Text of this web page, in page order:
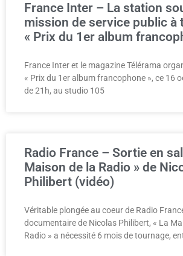
France Inter – La station
mission de service public à
« Prix du 1er album
France Inter et le magazine Télérama
« Prix du 1er album francophone », ce 16
de 21h, au studio 105
Radio France – Sortie en
Maison de la Radio » de
Philibert (vidéo)
Véritable plongée au coeur de Radio
documentaire de Nicolas Philibert, « La
Radio » a nécessité 6 mois de tournage,